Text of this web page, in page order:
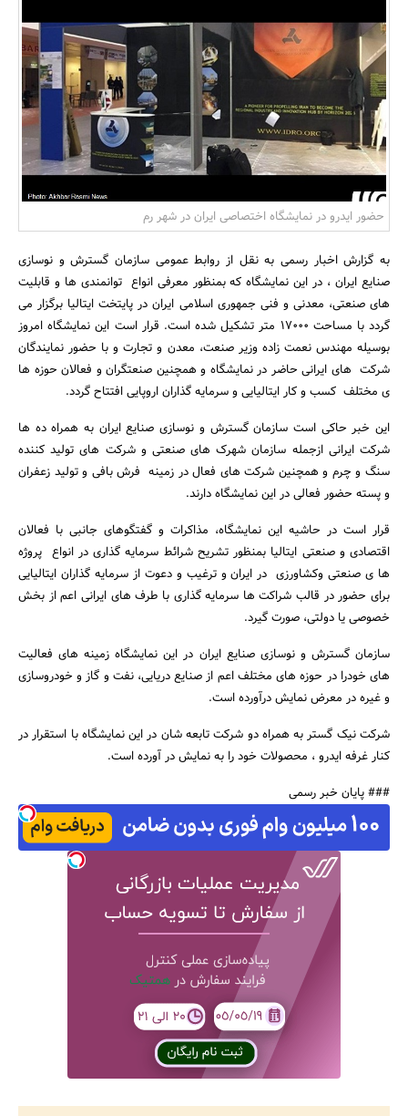
بانک، بیمه و سرمایه
مسکن و ساختمان
جستجو
حضور ایدرو در نمایشگاه اختصاصی ایران در شهر رم
به گزارش اخبار رسمی به نقل از روابط عمومی سازمان گسترش و نوسازی
صنایع ایران ، در این نمایشگاه که بمنظور معرفی انواع توانمندی ها و قابلیت
های صنعتی،‌ معدنی و فنی جمهوری اسلامی ایران در پایتخت ایتالیا برگزار می
گردد با مساحت 17000 متر تشکیل شده است. قرار است این نمایشگاه امروز
بوسیله مهندس نعمت زاده وزیر صنعت، معدن و تجارت و با حضور نمایندگان
شرکت های ایرانی حاضر در نمایشگاه و همچنین صنعتگران و فعالان حوزه ها
ی مختلف کسب و کار ایتالیایی و سرمایه گذاران اروپایی افتتاح گردد.
این خبر حاکی است سازمان گسترش و نوسازی صنایع ایران به همراه ده ها
شرکت ایرانی ازجمله سازمان شهرک های صنعتی و شرکت های تولید کننده
سنگ و چرم و همچنین شرکت های فعال در زمینه فرش بافی و تولید زعفران
و پسته حضور فعالی در این نمایشگاه دارند.
قرار است در حاشیه این نمایشگاه،‌ مذاکرات و گفتگوهای جانبی با فعالان
اقتصادی و صنعتی ایتالیا بمنظور تشریح شرائط سرمایه گذاری در انواع پروژه
ها ی صنعتی وکشاورزی در ایران و ترغیب و دعوت از سرمایه گذاران ایتالیایی
برای حضور در قالب شراکت ها سرمایه گذاری با طرف های ایرانی اعم از بخش
خصوصی یا دولتی،‌ صورت گیرد.
سازمان گسترش و نوسازی صنایع ایران در این نمایشگاه زمینه های فعالیت
های خودرا در حوزه های مختلف اعم از صنایع دریایی،‌ نفت و گاز و خودروسازی
و غیره در معرض نمایش درآورده است.
شرکت نیک گستر به همراه دو شرکت تابعه شان در این نمایشگاه با استقرار در
کنار غرفه ایدرو ، محصولات خود را به نمایش در آورده است.
### پایان خبر رسمی